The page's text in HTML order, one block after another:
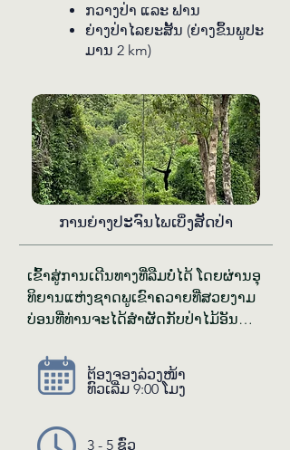
ກວາງ​ປ່າ ແລະ ຟານ
ຍ່າງ​ປ່າ​ໄລ​ຍະ​ສັ້ນ (ຍ່າງ​ຂຶ້ນ​ພູ​ປະ​
ມານ 2 km)
ການ​ຍ່າງ​ປະ​ຈ​ົນ​ໄພ​ເບິ່ງ​ສັດ​ປ່າ
ເຂົ້າ​ສູ່​ການ​ເດີນ​ທາງ​ທີ່​​ລືມບໍ່​ໄດ້ ໂດຍ​ຜ່ານ​ອຸ​
ທິ​ຍານ​ແຫ່ງ​ຊາດ​ພູ​ເຂົາ​ຄວາຍ​ທີ່​ສວຍ​ງາມ
ບ່ອນ​ທີ່​ທ່ານ​ຈະ​ໄດ້​ສຳ​​ຜັດ​ກັບ​ປ່າ​ໄມ້​ອັນ​
ສັດ​ປ່າ​ຄົນ​ໜຶ່ງ​ຂອງ​ພວກ​ເຮົາ. ນອກ​ເໜືອ​
ຈາກ​ທຸກ​ສິ່ງ​ທີ່​ລວມ​ຢູ່​ໃນ​ທົວ​ຍ່າງ​ປ່າ​ເບິ່ງ​ຊົມ​
ທ່ານ​ຍັງ​ຈະ​ໄດ້​ເຫັນ​ສັດ​ປ່າ​ອື່ນໆ​ອີກ​ຫຼາຍ​ໂຕ
ຕ້ອງ​ຈອງ​ລ່ວງ​ໜ້າ
ທົວ​ເລີ່ມ 9:00 ໂມງ
3 - 5 ຊົ່ວ​